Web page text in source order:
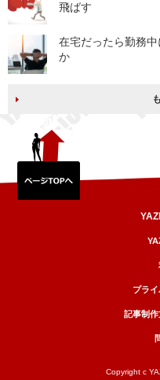
飛ばす
在宅だったら勤務
か
プラ
記事制
Copyright c